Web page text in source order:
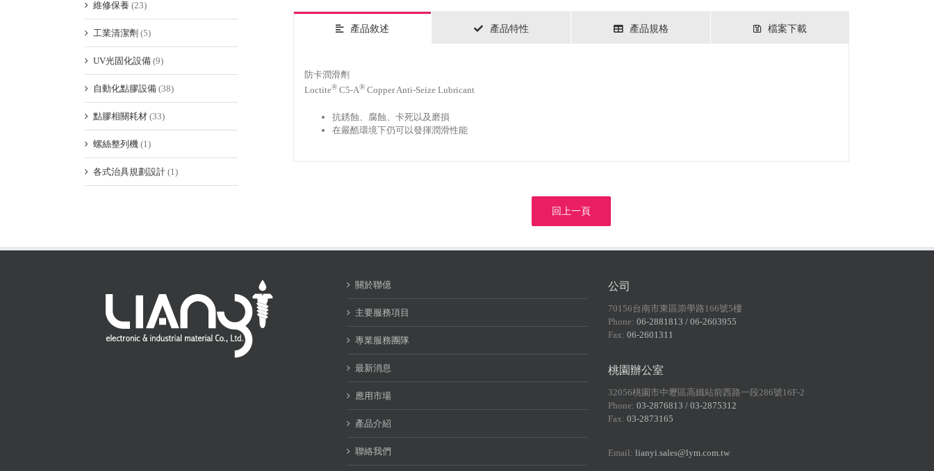
產品敘述 產品特性 產品規格 檔案下載
防卡潤滑劑
Loctite® C5-A® Copper Anti-Seize Lubricant
抗銹蝕、腐蝕、卡死以及磨損
在嚴酷環境下仍可以發揮潤滑性能
回上一頁
維修保養 (23)
工業清潔劑 (5)
UV光固化設備 (9)
自動化點膠設備 (38)
點膠相關耗材 (33)
螺絲整列機 (1)
各式治具規劃設計 (1)
關於聯億
主要服務項目
專業服務團隊
最新消息
應用市場
產品介紹
聯絡我們
公司
70156台南市東區崇學路166號5樓
Phone:06-2881813 / 06-2603955
Fax:06-2601311
桃園辦公室
32056桃園市中壢區高鐵站前西路一段286號16F-2
Phone:03-2876813 / 03-2875312
Fax:03-2873165
Email:lianyi.sales@lym.com.tw